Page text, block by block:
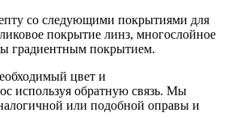
со следующими покрытиями для
покрытие линз, многослойное
градиентным покрытием.
цвет и
используя обратную связь. Мы
или подобной оправы и